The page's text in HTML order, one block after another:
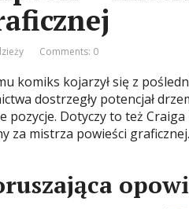
Comments: 0
komiks kojarzył się z
dostrzegły potencjał
pozycje. Dotyczy to też
za mistrza powieści